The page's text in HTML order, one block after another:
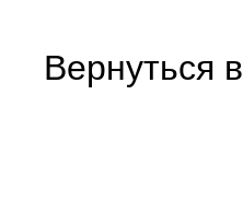
Вернуться